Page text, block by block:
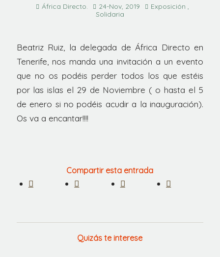
África Directo. 24-Nov, 2019
Exposición ,
Solidaria
Beatriz Ruiz, la delegada de África Directo en
Tenerife, nos manda una invitación a un evento
que no os podéis perder todos los que estéis
por las islas el 29 de Noviembre ( o hasta el 5
de enero si no podéis acudir a la inauguración).
Os va a encantar!!!!
Compartir esta entrada
Quizás te interese